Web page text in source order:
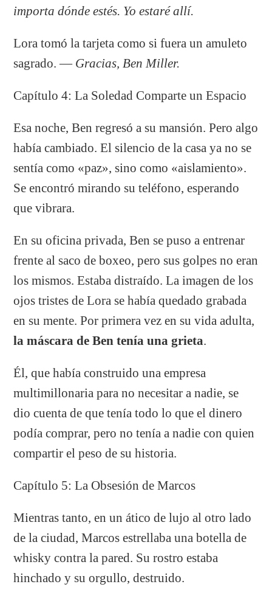
importa dónde estés. Yo estaré allí.
Lora tomó la tarjeta como si fuera un amuleto
sagrado. — Gracias, Ben Miller.
Capítulo 4: La Soledad Comparte un Espacio
Esa noche, Ben regresó a su mansión. Pero algo
había cambiado. El silencio de la casa ya no se
sentía como «paz», sino como «aislamiento».
Se encontró mirando su teléfono, esperando
que vibrara.
En su oficina privada, Ben se puso a entrenar
frente al saco de boxeo, pero sus golpes no eran
los mismos. Estaba distraído. La imagen de los
ojos tristes de Lora se había quedado grabada
en su mente. Por primera vez en su vida adulta,
la máscara de Ben tenía una grieta.
Él, que había construido una empresa
multimillonaria para no necesitar a nadie, se
dio cuenta de que tenía todo lo que el dinero
podía comprar, pero no tenía a nadie con quien
compartir el peso de su historia.
Capítulo 5: La Obsesión de Marcos
Mientras tanto, en un ático de lujo al otro lado
de la ciudad, Marcos estrellaba una botella de
whisky contra la pared. Su rostro estaba
hinchado y su orgullo, destruido.